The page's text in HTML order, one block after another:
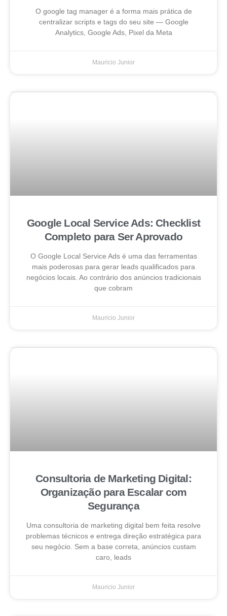
O google tag manager é a forma mais prática de
centralizar scripts e tags do seu site — Google
Analytics, Google Ads, Pixel da Meta
Mauricio Junior
Google Local Service Ads: Checklist
Completo para Ser Aprovado
O Google Local Service Ads é uma das ferramentas
mais poderosas para gerar leads qualificados para
negócios locais. Ao contrário dos anúncios tradicionais
que cobram
Mauricio Junior
Consultoria de Marketing Digital:
Organização para Escalar com
Segurança
Uma consultoria de marketing digital bem feita resolve
problemas técnicos e entrega direção estratégica para
seu negócio. Sem a base correta, anúncios custam
caro, leads
Mauricio Junior